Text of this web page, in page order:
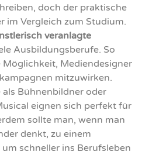
doch der praktische
im Vergleich zum Studium.
veranlagte
Ausbildungsberufe. So
Möglichkeit, Mediendesigner
mitzuwirken.
Bühnenbildner oder
eignen sich perfekt für
sollte man, wenn man
denkt, zu einem
schneller ins Berufsleben